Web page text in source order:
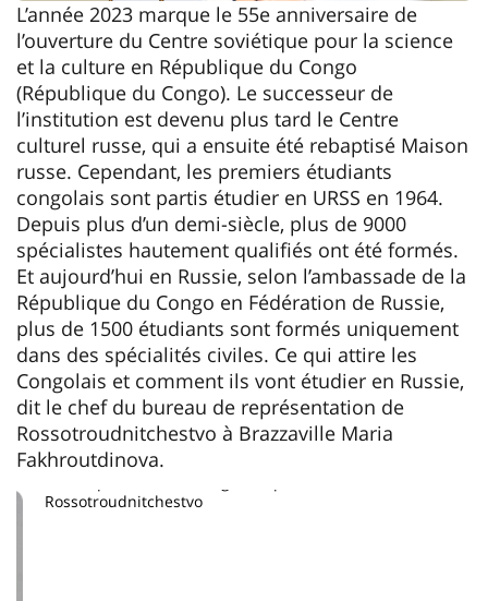
L’année 2023 marque le 55e anniversaire de
l’ouverture du Centre soviétique pour la science
et la culture en République du Congo
(République du Congo). Le successeur de
l’institution est devenu plus tard le Centre
culturel russe, qui a ensuite été rebaptisé Maison
russe. Cependant, les premiers étudiants
congolais sont partis étudier en URSS en 1964.
Depuis plus d’un demi-siècle, plus de 9000
spécialistes hautement qualifiés ont été formés.
Et aujourd’hui en Russie, selon l’ambassade de la
République du Congo en Fédération de Russie,
plus de 1500 étudiants sont formés uniquement
dans des spécialités civiles. Ce qui attire les
Congolais et comment ils vont étudier en Russie,
dit le chef du bureau de représentation de
Rossotroudnitchestvo à Brazzaville Maria
Fakhroutdinova.